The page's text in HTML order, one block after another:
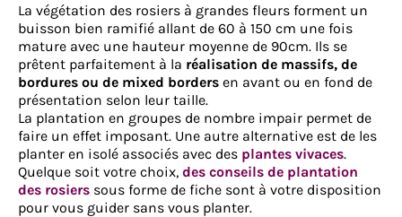
La végétation des rosiers à grandes fleurs forment un
buisson bien ramifié allant de 60 à 150 cm une fois
mature avec une hauteur moyenne de 90cm. Ils se
prêtent parfaitement à la réalisation de massifs, de
bordures ou de mixed borders en avant ou en fond de
présentation selon leur taille.
La plantation en groupes de nombre impair permet de
faire un effet imposant. Une autre alternative est de les
planter en isolé associés avec des plantes vivaces.
Quelque soit votre choix, des conseils de plantation
des rosiers sous forme de fiche sont à votre disposition
pour vous guider sans vous planter.